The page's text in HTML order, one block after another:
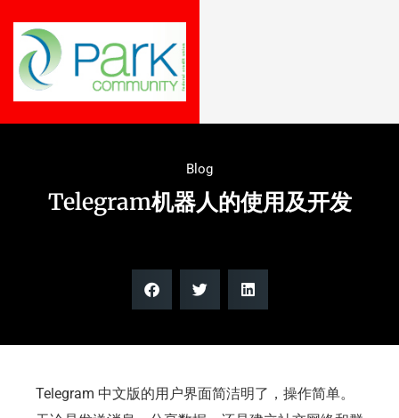
Blog
Telegram机器人的使用及开发
Telegram 中文版的用户界面简洁明了，操作简单。